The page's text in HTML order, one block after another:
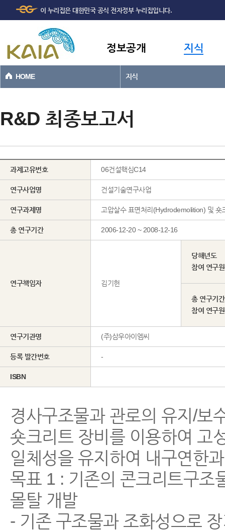
본문바로가기
이 누리집은 대한민국 공식 전자정부 누리집입니다.
정보공개 지식
HOME 지식
R&D 최종보고서
과제고유번호 06건설핵심C14
연구사업명 건설기술연구사업
연구과제명
총 연구기간 2006-12-20 ~ 2008-12-16
연구책임자 김기헌
당해년도
참여 연구
총 연구기간
참여 연구
연구기관명 (주)삼우아이엠씨
등록 발간번호 -
ISBN
경사구조물과 관로의 유지/보
숏크리트 장비를 이용하여 고
일체성을 유지하여 내구연한
목표 1 : 기존의 콘크리트구조
몰탈 개발
- 기존 구조물과 조화성으로